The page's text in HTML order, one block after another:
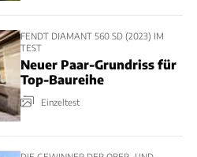
FENDT DIAMANT 560 SD (2023) IM
TEST
Neuer Paar-Grundriss für
Top-Baureihe
Einzeltest